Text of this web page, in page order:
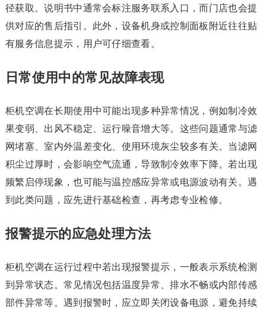
径获取。说明书中通常会标注服务联系入口，而门店也会提
供对应的售后指引。此外，设备机身或控制面板附近往往贴
有服务信息提示，用户可仔细查看。
日常使用中的常见故障表现
柜机空调在长期使用中可能出现多种异常情况，例如制冷效
果变弱、出风不稳定、运行噪音增大等。这些问题通常与滤
网堵塞、室内外温差变化、使用环境灰尘较多有关。当滤网
积尘过厚时，会影响空气流通，导致制冷效率下降。若出现
频繁启停现象，也可能与温控感应异常或电源波动有关。遇
到此类问题，应先进行基础检查，再考虑专业检修。
报警提示的应急处理方法
柜机空调在运行过程中若出现报警提示，一般表示系统检测
到异常状态。常见情况包括温度异常、排水不畅或内部传感
部件异常等。遇到报警时，应立即关闭设备电源，避免持续